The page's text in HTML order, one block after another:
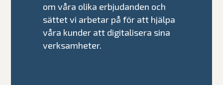
om våra olika erbjudanden och
sättet vi arbetar på för att hjälpa
våra kunder att digitalisera sina
verksamheter.